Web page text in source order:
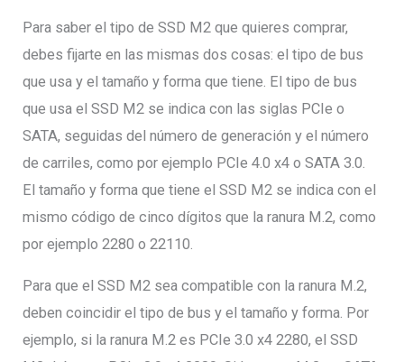
Para saber el tipo de SSD M2 que quieres comprar,
debes fijarte en las mismas dos cosas: el tipo de bus
que usa y el tamaño y forma que tiene. El tipo de bus
que usa el SSD M2 se indica con las siglas PCIe o
SATA, seguidas del número de generación y el número
de carriles, como por ejemplo PCIe 4.0 x4 o SATA 3.0.
El tamaño y forma que tiene el SSD M2 se indica con el
mismo código de cinco dígitos que la ranura M.2, como
por ejemplo 2280 o 22110.
Para que el SSD M2 sea compatible con la ranura M.2,
deben coincidir el tipo de bus y el tamaño y forma. Por
ejemplo, si la ranura M.2 es PCIe 3.0 x4 2280, el SSD